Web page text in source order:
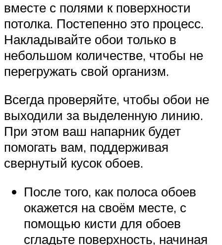
вместе с полями к поверхности
потолка. Постепенно это процесс.
Накладывайте обои только в
небольшом количестве, чтобы не
перегружать свой организм.
Всегда проверяйте, чтобы обои не
выходили за выделенную линию.
При этом ваш напарник будет
помогать вам, поддерживая
свернутый кусок обоев.
После того, как полоса обоев
окажется на своём месте, с
помощью кисти для обоев
сгладьте поверхность, начиная